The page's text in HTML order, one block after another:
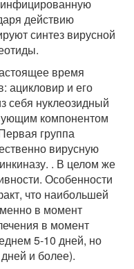
инфицированную
действию
синтез вирусной
время
ацикловир и его
себя нуклеозидный
компонентом
группа
вирусную
. В целом же
Особенности
что наибольшей
в момент
в момент
5-10 дней, но
и более).